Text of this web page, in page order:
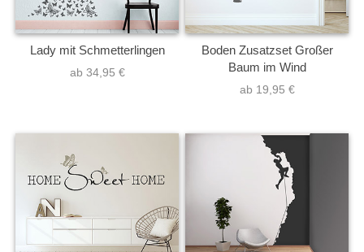
Lady mit Schmetterlingen
ab 34,95 €
Boden Zusatzset Großer
Baum im Wind
ab 19,95 €